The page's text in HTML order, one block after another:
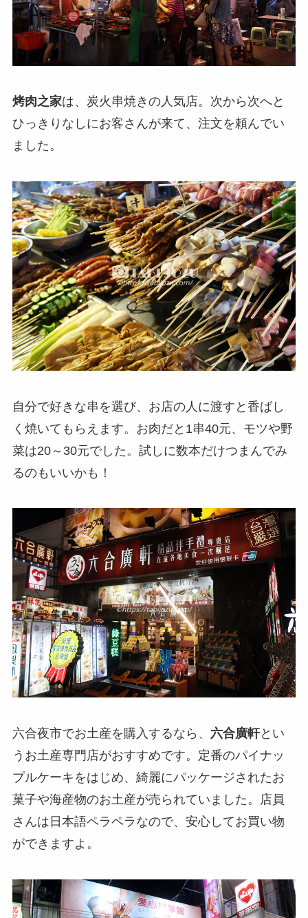
烤肉之家は、炭火串焼きの人気店。次から次へと
ひっきりなしにお客さんが来て、注文を頼んでい
ました。
自分で好きな串を選び、お店の人に渡すと香ばし
く焼いてもらえます。お肉だと1串40元、モツや野
菜は20～30元でした。試しに数本だけつまんでみ
るのもいいかも！
六合夜市でお土産を購入するなら、 六合廣軒とい
うお土産専門店がおすすめです。定番のパイナッ
プルケーキをはじめ、綺麗にパッケージされたお
菓子や海産物のお土産が売られていました。店員
さんは日本語ペラペラなので、安心してお買い物
ができますよ。